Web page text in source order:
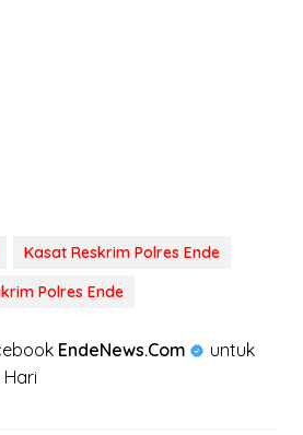
Kasat Reskrim Polres Ende
Polres Ende
EndeNews.Com
untuk